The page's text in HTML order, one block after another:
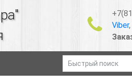
Viber,